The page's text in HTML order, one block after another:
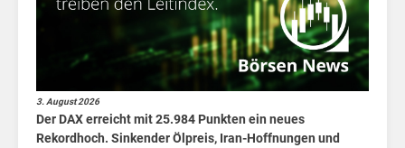
3. August 2026
Der DAX erreicht mit 25.984 Punkten ein neues
Rekordhoch. Sinkender Ölpreis, Iran-Hoffnungen und